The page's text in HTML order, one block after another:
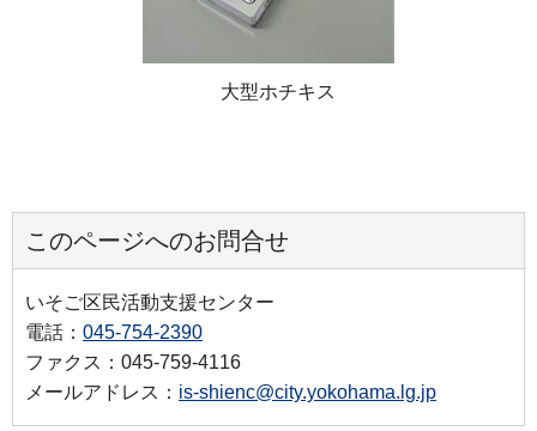
大型ホチキス
このページへのお問合せ
いそご区民活動支援センター
電話： 045-754-2390
ファクス：045-759-4116
メールアドレス： is-shienc@city.yokohama.lg.jp